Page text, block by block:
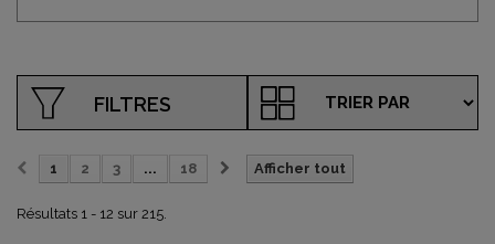
FILTRES
Afficher tout
1 2 3 ... 18
Résultats 1 - 12 sur 215.